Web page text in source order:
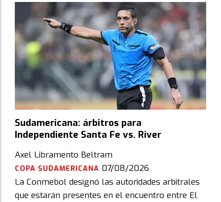
Sudamericana: árbitros para
Independiente Santa Fe vs. River
Axel Libramento Beltram
COPA SUDAMERICANA 07/08/2026
La Conmebol designó las autoridades arbitrales
que estarán presentes en el encuentro entre El